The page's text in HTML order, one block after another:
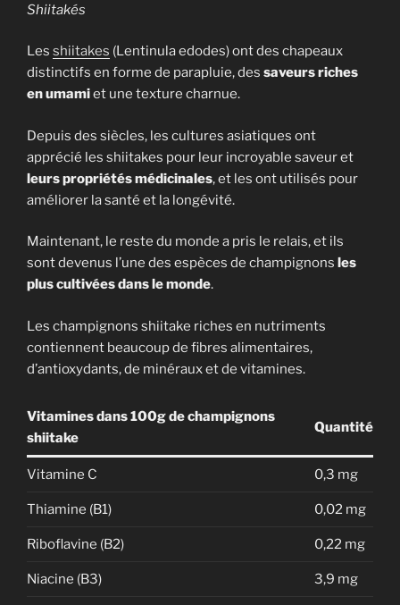
Shiitakés
Les shiitakes (Lentinula edodes) ont des chapeaux
distinctifs en forme de parapluie, des saveurs riches
en umamiet une texture charnue.
Depuis des siècles, les cultures asiatiques ont
apprécié les shiitakes pour leur incroyable saveur et
leurs propriétés médicinales, et les ont utilisés pour
améliorer la santé et la longévité.
Maintenant, le reste du monde a pris le relais, et ils
sont devenus l’une des espèces de champignons les
plus cultivées dans le monde.
Les champignons shiitake riches en nutriments
contiennent beaucoup de fibres alimentaires,
d’antioxydants, de minéraux et de vitamines.
Vitamines dans 100g de champignons
shiitake
Quantité
Vitamine C 0,3 mg
Thiamine (B1) 0,02 mg
Riboflavine (B2) 0,22 mg
Niacine (B3) 3,9 mg